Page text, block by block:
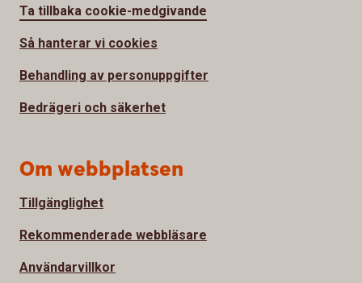
Ta tillbaka cookie-medgivande
Så hanterar vi cookies
Behandling av personuppgifter
Bedrägeri och säkerhet
Om webbplatsen
Tillgänglighet
Rekommenderade webbläsare
Användarvillkor